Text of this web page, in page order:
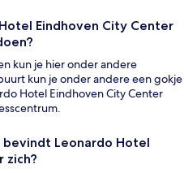
Eindhoven City Center
kun je hier onder andere
kun je onder andere een gokje
Hotel Eindhoven City Center
Leonardo Hotel
zich?